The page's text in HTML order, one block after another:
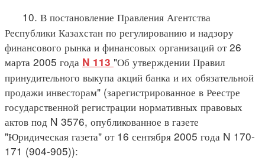
10. В постановление Правления Агентства
Республики Казахстан по регулированию и надзору
финансового рынка и финансовых организаций от 26
марта 2005 года N 113 "Об утверждении Правил
принудительного выкупа акций банка и их обязательной
продажи инвесторам" (зарегистрированное в Реестре
государственной регистрации нормативных правовых
актов под N 3576, опубликованное в газете
"Юридическая газета" от 16 сентября 2005 года N 170-
171 (904-905)):